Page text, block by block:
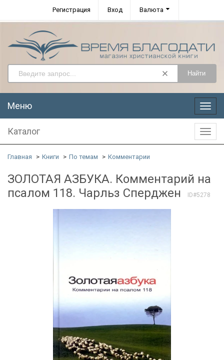
Регистрация Вход Валюта
Найти
Меню
Меню
Каталог
Главная Книги По темам Комментарии
ЗОЛОТАЯ АЗБУКА. Комментарий на
псалом 118. Чарльз Сперджен
ID#5278